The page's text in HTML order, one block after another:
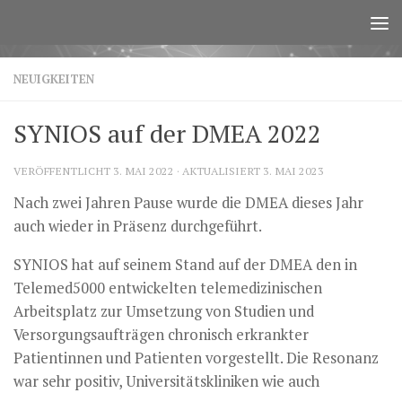
NEUIGKEITEN
SYNIOS auf der DMEA 2022
VERÖFFENTLICHT 3. MAI 2022 · AKTUALISIERT 3. MAI 2023
Nach zwei Jahren Pause wurde die DMEA dieses Jahr
auch wieder in Präsenz durchgeführt.
SYNIOS hat auf seinem Stand auf der DMEA den in
Telemed5000 entwickelten telemedizinischen
Arbeitsplatz zur Umsetzung von Studien und
Versorgungsaufträgen chronisch erkrankter
Patientinnen und Patienten vorgestellt. Die Resonanz
war sehr positiv, Universitätskliniken wie auch